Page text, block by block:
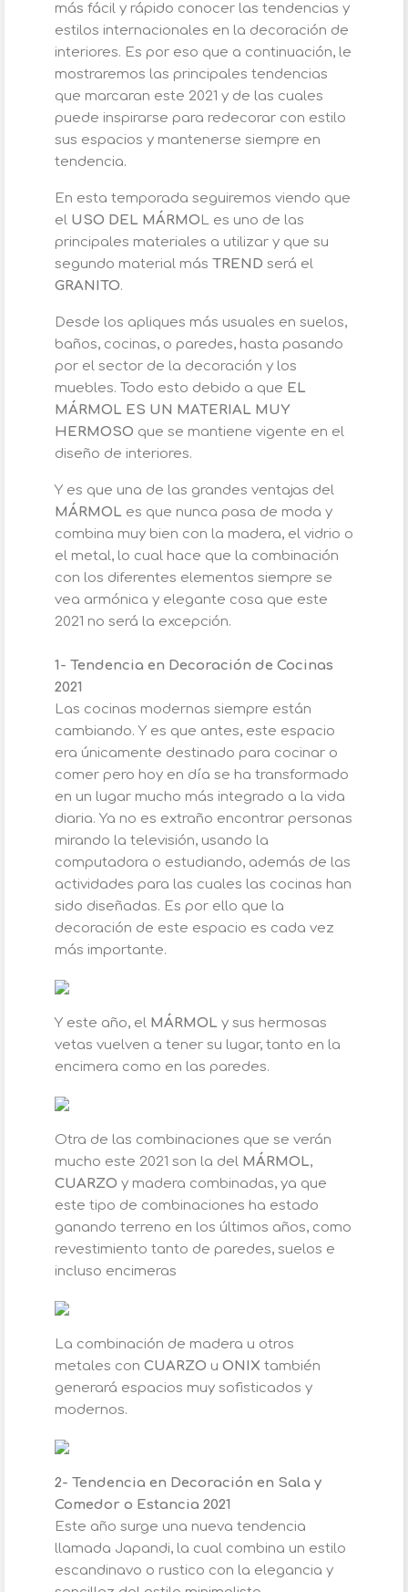
más fácil y rápido conocer las tendencias y
estilos internacionales en la decoración de
interiores. Es por eso que a continuación, le
mostraremos las principales tendencias
que marcaran este 2021 y de las cuales
puede inspirarse para redecorar con estilo
sus espacios y mantenerse siempre en
tendencia.
En esta temporada seguiremos viendo que
el USO DEL MÁRMO L es uno de las
principales materiales a utilizar y que su
segundo material más TREND será el
GRANITO.
Desde los apliques más usuales en suelos,
baños, cocinas, o paredes, hasta pasando
por el sector de la decoración y los
muebles. Todo esto debido a que EL
MÁRMOL ES UN MATERIAL MUY
HERMOSO que se mantiene vigente en el
diseño de interiores.
Y es que una de las grandes ventajas del
MÁRMOL es que nunca pasa de moda y
combina muy bien con la madera, el vidrio o
el metal, lo cual hace que la combinación
con los diferentes elementos siempre se
vea armónica y elegante cosa que este
2021 no será la excepción.
1- Tendencia en Decoración de Cocinas
2021
Las cocinas modernas siempre están
cambiando. Y es que antes, este espacio
era únicamente destinado para cocinar o
comer pero hoy en día se ha transformado
en un lugar mucho más integrado a la vida
diaria. Ya no es extraño encontrar personas
mirando la televisión, usando la
computadora o estudiando, además de las
actividades para las cuales las cocinas han
sido diseñadas. Es por ello que la
decoración de este espacio es cada vez
más importante.
Y este año, el MÁRMOL y sus hermosas
vetas vuelven a tener su lugar, tanto en la
encimera como en las paredes.
Otra de las combinaciones que se verán
mucho este 2021 son la del MÁRMOL,
CUARZO y madera combinadas, ya que
este tipo de combinaciones ha estado
ganando terreno en los últimos años, como
revestimiento tanto de paredes, suelos e
incluso encimeras
La combinación de madera u otros
metales con CUARZO u ONIX también
generará espacios muy sofisticados y
modernos.
2- Tendencia en Decoración en Sala y
Comedor o Estancia 2021
Este año surge una nueva tendencia
llamada Japandi, la cual combina un estilo
escandinavo o rustico con la elegancia y